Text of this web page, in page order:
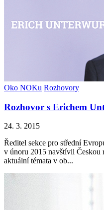
Oko NOKu Rozhovory
Rozhovor s Erichem
24. 3. 2015
Ředitel sekce pro střední
v únoru 2015 navštívil Českou
aktuální témata v ob...